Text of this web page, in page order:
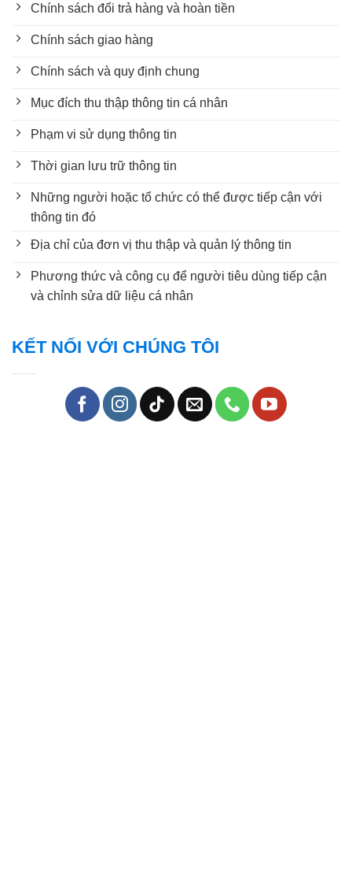
Chính sách đổi trả hàng và hoàn tiền
Chính sách giao hàng
Chính sách và quy định chung
Mục đích thu thập thông tin cá nhân
Phạm vi sử dụng thông tin
Thời gian lưu trữ thông tin
Những người hoặc tổ chức có thể được tiếp cận với
thông tin đó
Địa chỉ của đơn vị thu thập và quản lý thông tin
Phương thức và công cụ để người tiêu dùng tiếp cận
và chỉnh sửa dữ liệu cá nhân
KẾT NỐI VỚI CHÚNG TÔI